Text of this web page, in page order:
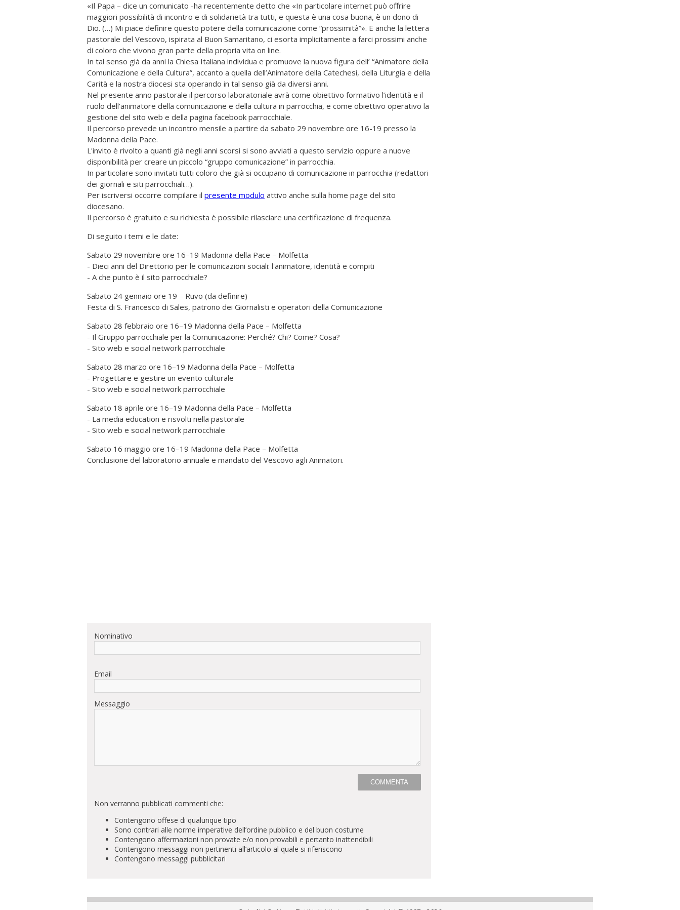
«Il Papa – dice un comunicato -ha recentemente detto che «In particolare internet può offrire
maggiori possibilità di incontro e di solidarietà tra tutti, e questa è una cosa buona, è un dono di
Dio. (…) Mi piace definire questo potere della comunicazione come “prossimità”». E anche la lettera
pastorale del Vescovo, ispirata al Buon Samaritano, ci esorta implicitamente a farci prossimi anche
di coloro che vivono gran parte della propria vita on line.
In tal senso già da anni la Chiesa Italiana individua e promuove la nuova figura dell’ “Animatore della
Comunicazione e della Cultura”, accanto a quella dell’Animatore della Catechesi, della Liturgia e della
Carità e la nostra diocesi sta operando in tal senso già da diversi anni.
Nel presente anno pastorale il percorso laboratoriale avrà come obiettivo formativo l’identità e il
ruolo dell’animatore della comunicazione e della cultura in parrocchia, e come obiettivo operativo la
gestione del sito web e della pagina facebook parrocchiale.
Il percorso prevede un incontro mensile a partire da sabato 29 novembre ore 16-19 presso la
Madonna della Pace.
L'invito è rivolto a quanti già negli anni scorsi si sono avviati a questo servizio oppure a nuove
disponibilità per creare un piccolo “gruppo comunicazione” in parrocchia.
In particolare sono invitati tutti coloro che già si occupano di comunicazione in parrocchia (redattori
dei giornali e siti parrocchiali…).
Per iscriversi occorre compilare il presente modulo attivo anche sulla home page del sito
diocesano.
Il percorso è gratuito e su richiesta è possibile rilasciare una certificazione di frequenza.
Di seguito i temi e le date:
Sabato 29 novembre ore 16–19 Madonna della Pace – Molfetta
- Dieci anni del Direttorio per le comunicazioni sociali: l'animatore, identità e compiti
- A che punto è il sito parrocchiale?
Sabato 24 gennaio ore 19 – Ruvo (da definire)
Festa di S. Francesco di Sales, patrono dei Giornalisti e operatori della Comunicazione
Sabato 28 febbraio ore 16–19 Madonna della Pace – Molfetta
- Il Gruppo parrocchiale per la Comunicazione: Perché? Chi? Come? Cosa?
- Sito web e social network parrocchiale
Sabato 28 marzo ore 16–19 Madonna della Pace – Molfetta
- Progettare e gestire un evento culturale
- Sito web e social network parrocchiale
Sabato 18 aprile ore 16–19 Madonna della Pace – Molfetta
- La media education e risvolti nella pastorale
- Sito web e social network parrocchiale
Sabato 16 maggio ore 16–19 Madonna della Pace – Molfetta
Conclusione del laboratorio annuale e mandato del Vescovo agli Animatori.
Nominativo
Email
Messaggio
Non verranno pubblicati commenti che:
Contengono offese di qualunque tipo
Sono contrari alle norme imperative dell’ordine pubblico e del buon costume
Contengono affermazioni non provate e/o non provabili e pertanto inattendibili
Contengono messaggi non pertinenti all’articolo al quale si riferiscono
Contengono messaggi pubblicitari